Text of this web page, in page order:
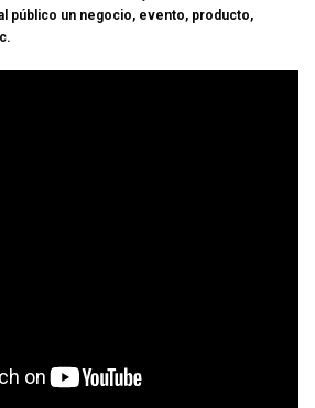
público un negocio, evento, producto,